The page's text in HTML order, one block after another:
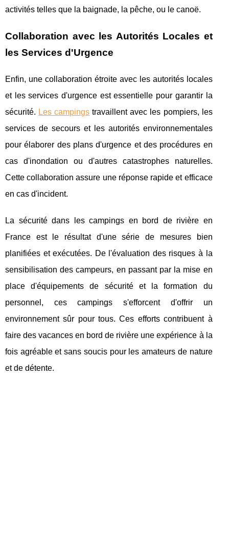
activités telles que la baignade, la pêche, ou le canoë.
Collaboration avec les Autorités Locales et
les Services d'Urgence
Enfin, une collaboration étroite avec les autorités locales
et les services d'urgence est essentielle pour garantir la
sécurité. Les campings travaillent avec les pompiers, les
services de secours et les autorités environnementales
pour élaborer des plans d'urgence et des procédures en
cas d'inondation ou d'autres catastrophes naturelles.
Cette collaboration assure une réponse rapide et efficace
en cas d'incident.
La sécurité dans les campings en bord de rivière en
France est le résultat d'une série de mesures bien
planifiées et exécutées. De l'évaluation des risques à la
sensibilisation des campeurs, en passant par la mise en
place d'équipements de sécurité et la formation du
personnel, ces campings s'efforcent d'offrir un
environnement sûr pour tous. Ces efforts contribuent à
faire des vacances en bord de rivière une expérience à la
fois agréable et sans soucis pour les amateurs de nature
et de détente.